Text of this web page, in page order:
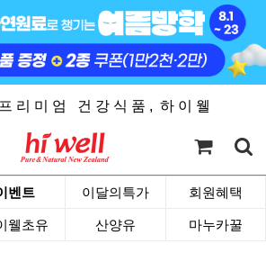
리 미 엄 건 강 식 품 , 하 이 웰
벤트 이달의특가 회원혜택
웰초유 산양유 마누카꿀